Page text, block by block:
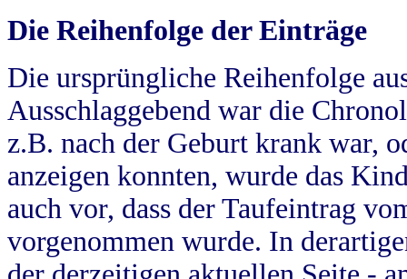
Die Reihenfolge der Einträge
Die ursprüngliche Reihenfolge
Ausschlaggebend war die
z.B. nach der Geburt krank war,
anzeigen konnten, wurde das
auch vor, dass der Taufeintrag
vorgenommen wurde. In